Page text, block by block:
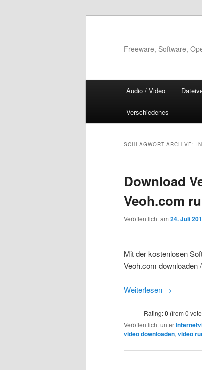
Freeware, Software,
Audio / Video
Verschiedenes
SCHLAGWORT-ARCHIVE:
Download
Veoh.com
Veröffentlicht am 24. Juli
Mit der kostenlosen
Veoh.com
Weiterlesen →
Rating:0 (from 0
Veröffentlicht unter
video downloaden, video